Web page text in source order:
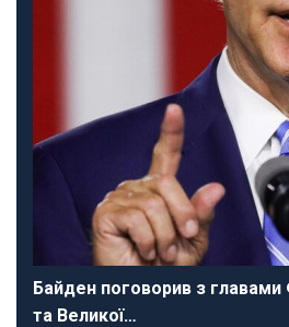
Байден поговорив з главами
та Великої…